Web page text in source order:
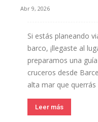
Abr 9, 2026
Si estás planeando
barco, ¡llegaste al
preparamos una
cruceros desde
alta mar que querrás
Leer más